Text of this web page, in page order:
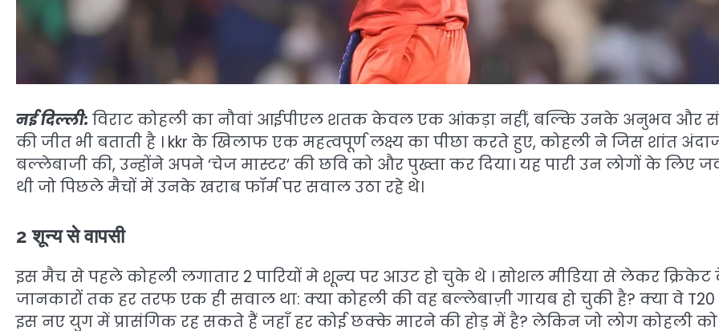
नई दिल्ली: विराट कोहली का नौवां आईपीएल शतक केवल एक आंकड़ा नहीं, बल्कि उनके अनुभव और
की जीत भी बताती है । kkr के खिलाफ एक महत्वपूर्ण लक्ष्य का पीछा करते हुए, कोहली ने जिस शांत
बल्लेबाजी की, उन्होंने अपने ‘चेज मास्टर’ की छवि को और पुख्ता कर दिया। यह पारी उन लोगों के लिए
थी जो पिछले मैचों में उनके खराब फॉर्म पर सवाल उठा रहे थे।
2 शून्य से वापसी
इस मैच से पहले कोहली लगातार 2 पारियों मे शून्य पर आउट हो चुके थे । सोशल मीडिया से लेकर
जानकारों तक हर तरफ एक ही सवाल था: क्या कोहली की वह बल्लेबाज़ी गायब हो चुकी है? क्या वे
इस नए युग में प्रासंगिक रह सकते हैं जहाँ हर कोई छक्के मारने की होड़ में है? लेकिन जो लोग कोहली को